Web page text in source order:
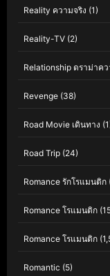
Reality ความจริง (1)
Reality-TV (2)
Relationship ดราม่าค
Revenge (38)
Road Movie เดินทาง
Road Trip (24)
Romance รักโรแมนติก
Romance โรแมนติก
Romance โรแมนติก
Romantic (5)